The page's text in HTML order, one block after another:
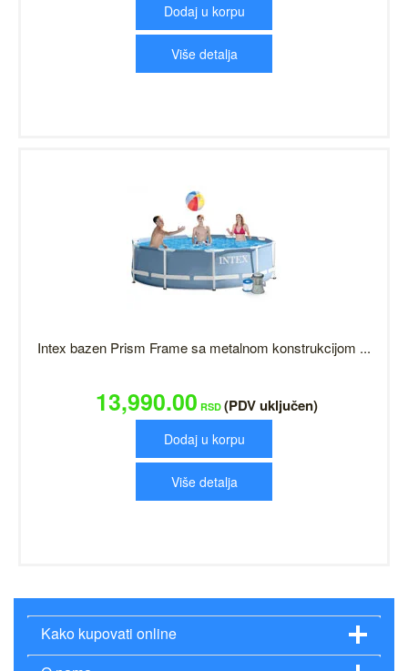
Dodaj u korpu
Više detalja
Intex bazen Prism Frame sa metalnom konstrukcijom ...
13,990.00 RSD (PDV uključen)
Dodaj u korpu
Više detalja
Kako kupovati online